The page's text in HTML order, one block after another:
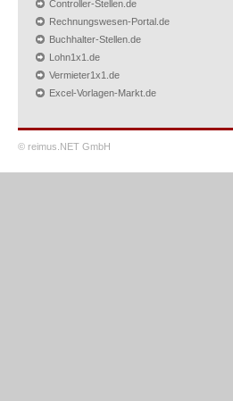
Controller-Stellen.de
Rechnungswesen-Portal.de
Buchhalter-Stellen.de
Lohn1x1.de
Vermieter1x1.de
Excel-Vorlagen-Markt.de
© reimus.NET GmbH